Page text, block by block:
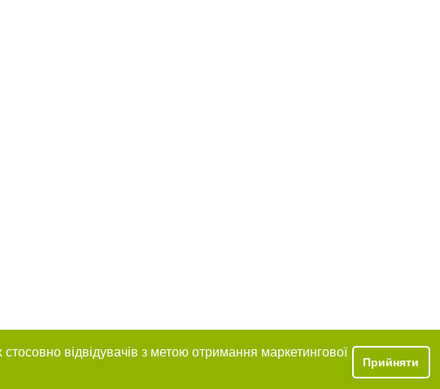
відвідувачів з метою отримання маркетингової
Прийняти